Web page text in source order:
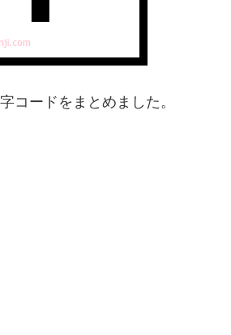
コードをまとめました。